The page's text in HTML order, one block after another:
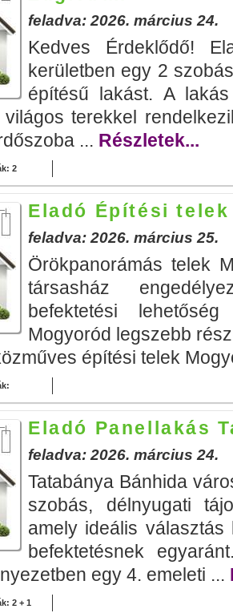
feladva: 2026. március 24.
Kedves Érdeklődő!
kerületben egy 2
építésű lakást. A
világos terekkel
... Részletek...
2
Eladó Építési
feladva: 2026. március 25.
Örökpanorámás telek
társasház
befektetési
Mogyoród legszebb
építési telek
Eladó Panellakás
feladva: 2026. március 24.
Tatabánya Bánhida
szobás, délnyugati
amely ideális
befektetésnek
egy 4. emeleti ...
2 + 1